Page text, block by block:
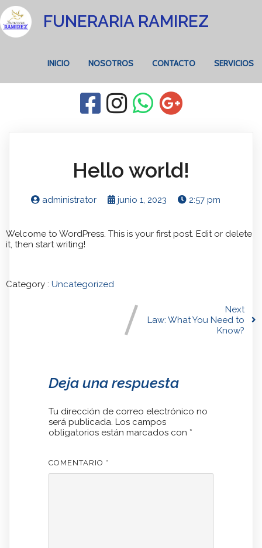
FUNERARIA RAMIREZ
INICIO NOSOTROS CONTACTO SERVICIOS
Hello world!
administrator junio 1, 2023 2:57 pm
Welcome to WordPress. This is your first post. Edit or delete
it, then start writing!
Category : Uncategorized
Next
Law: What You Need to
Know?
Deja una respuesta
Tu dirección de correo electrónico no
será publicada. Los campos
obligatorios están marcados con *
COMENTARIO *